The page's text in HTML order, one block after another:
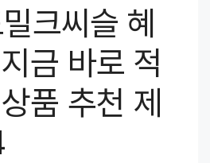
크씨슬 혜
금 바로 적
품 추천 제